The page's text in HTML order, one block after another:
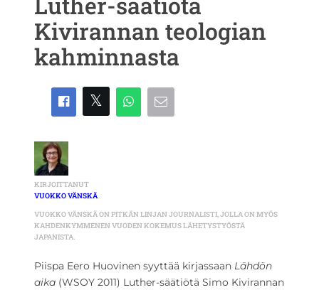
Kivirannan teologian
kahminnasta
KIRJOITTANUT
VUOKKO VÄNSKÄ
VUOKKO VÄNSKÄ ON PITKÄN LINJAN JOURNALISTI, JOLLA ON MYÖS
KAHDENKYMMENEN VUODEN KOKEMUS LÄHETYSTYÖSTÄ
JAPANISTA.
Piispa Eero Huovinen syyttää kirjassaan Lähdön
aika (WSOY 2011) Luther-säätiötä Simo Kivirannan